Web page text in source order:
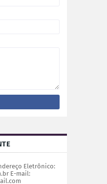
Eletrônico:
E-mail: